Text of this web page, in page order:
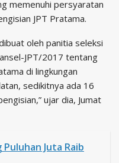
memenuhi persyaratan
JPT Pratama.
oleh panitia seleksi
JPT/2017 tentang
di lingkungan
sedikitnya ada 16
ujar dia, Jumat
Juta Raib